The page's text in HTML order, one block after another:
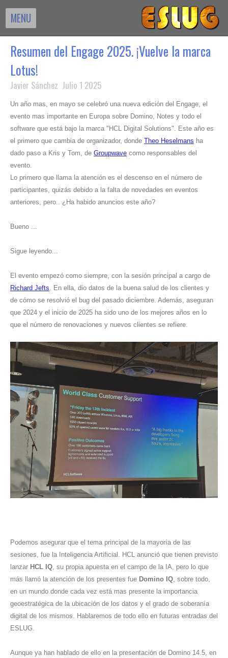
MENU
Resumen del Engage 2025. ¡Vuelve la marca
Lotus!
Javier Sánchez Julio 1 2025
Un año mas, en mayo se celebró una nueva edición del Engage, el
evento mas importante en Europa sobre Domino, Notes y todo el
software que está bajo la marca "HCL Digital Solutions". Este año es
el primero que cambia de organizador, donde Theo Heselmans ha
dado paso a Kris y Tom, de Groupwave como responsables del
evento.
Lo primero que llama la atención es el descenso en el número de
participantes, quizás debido a la falta de novedades en eventos
anteriores, pero.. ¿Ha habido anuncios este año?
Bueno ...
Sigue leyendo...
El evento empezó como siempre, con la sesión principal a cargo de
Richard Jefts. En ella, dio datos de la buena salud de los clientes y
de cómo se resolvió el bug del pasado diciembre. Además, aseguran
que 2024 y el inicio de 2025 ha sido uno de los mejores años en lo
que el número de renovaciones y nuevos clientes se refiere.
Podemos asegurar que el tema principal de la mayoría de las
sesiones, fue la Inteligencia Artificial. HCL anunció que tienen previsto
lanzar HCL IQ, su propia apuesta en el campo de la IA, pero lo que
más llamó la atención de los presentes fue Domino IQ, sobre todo,
en un mundo donde cada vez está mas presente la importancia
geoestratégica de la ubicación de los datos y el grado de soberanía
digital de los mismos. Hablaremos de todo ello en futuras entradas del
ESLUG.
Aunque ya han hablado de ello en la presentación de Domino 14.5, en